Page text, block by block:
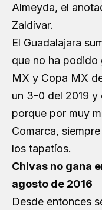
Almeyda, el
Zaldívar.
El Guadalajara
que no ha podido
MX y Copa MX
un 3-0 del 2019 y
porque por muy
Comarca,
los tapatíos.
Chivas no gana
agosto de 2016
Desde entonces